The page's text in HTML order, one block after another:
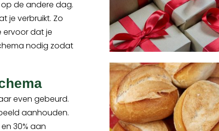
de andere dag.
je verbruikt. Zo
ervoor dat je
nodig zodat
even gebeurd.
aanhouden.
30% aan